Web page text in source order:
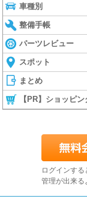
車種別
整備手帳
パーツレビュー
スポット
まとめ
【PR】ショッピン
ログインす
管理が出来る